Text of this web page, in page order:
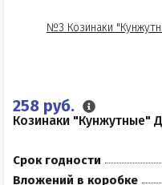
258 руб.
Козинаки "Кунжутные"
Срок годности
Вложений в коробке